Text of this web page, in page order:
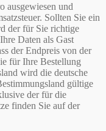
ausgewiesen und
Sollten Sie ein
der für Sie richtige
Daten als Gast
der Endpreis von der
für Ihre Bestellung
wird die deutsche
gültige
der für die
finden Sie auf der